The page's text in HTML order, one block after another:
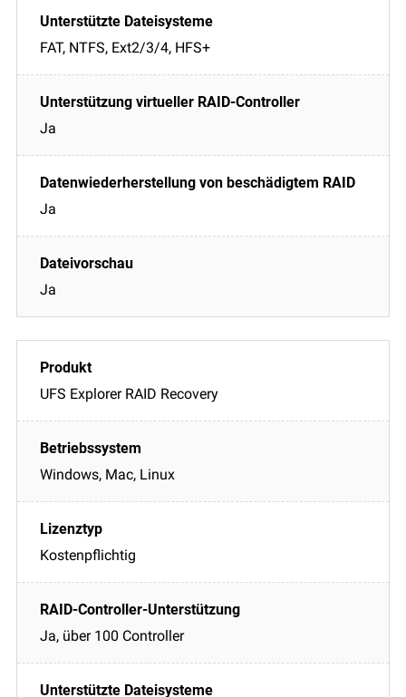
FAT, NTFS, Ext2/3/4, HFS+
Ja
Ja
Ja
UFS Explorer RAID Recovery
Windows, Mac, Linux
Kostenpflichtig
Ja, über 100 Controller